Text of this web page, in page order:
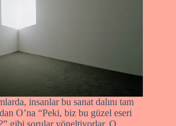
insanlar bu sanat dalını tam
O’na “Peki, biz bu güzel eseri
gibi sorular yöneltiyorlar. O